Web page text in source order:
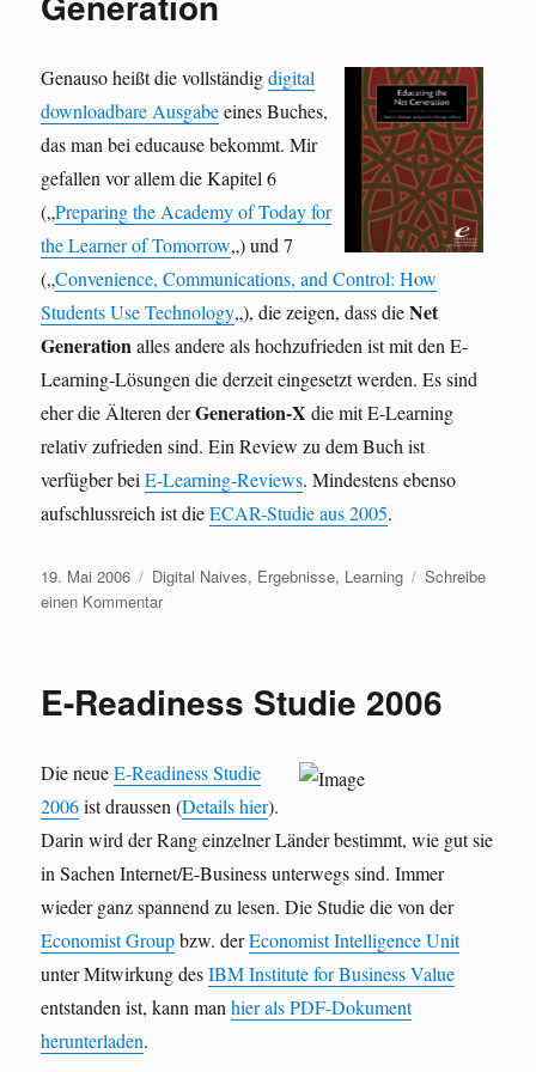
Genauso heißt die vollständigdigital
downloadbare Ausgabeeines Buches,
das man bei educause bekommt. Mir
gefallen vor allem die Kapitel 6
(„Preparing the Academy of Today for
the Learner of Tomorrow„) und 7
(„Convenience, Communications, and Control: How
Students Use Technology„), die zeigen, dass dieNet
Generationalles andere als hochzufrieden ist mit den E-
Learning-Lösungen die derzeit eingesetzt werden. Es sind
eher die Älteren derGeneration-X die mit E-Learning
relativ zufrieden sind. Ein Review zu dem Buch ist
verfügber beiE-Learning-Reviews. Mindestens ebenso
aufschlussreich ist dieECAR-Studie aus 2005.
Veröffentlicht
am
19. Mai 2006 Kategorien
Digital Naives, Ergebnisse, Learning
Schreibe
einen Kommentarzu
Generation
E-Readiness Studie 2006
Die neueE-Readiness Studie
2006ist draussen (Details hier).
Darin wird der Rang einzelner Länder bestimmt, wie gut sie
in Sachen Internet/E-Business unterwegs sind. Immer
wieder ganz spannend zu lesen. Die Studie die von der
Economist Groupbzw. derEconomist Intelligence Unit
unter Mitwirkung desIBM Institute for Business Value
entstanden ist, kann manhier als PDF-Dokument
herunterladen.